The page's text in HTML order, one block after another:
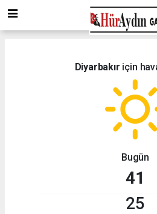
Diyarbakır için
Bugün
41
25